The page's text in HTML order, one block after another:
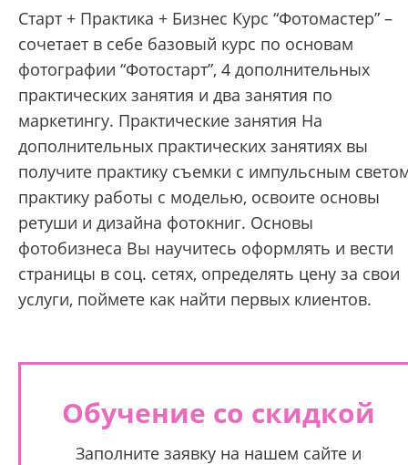
Старт + Практика + Бизнес Курс “Фотомастер” –
сочетает в себе базовый курс по основам
фотографии “Фотостарт”, 4 дополнительных
практических занятия и два занятия по
маркетингу. Практические занятия На
дополнительных практических занятиях вы
получите практику съемки с импульсным
практику работы с моделью, освоите основы
ретуши и дизайна фотокниг. Основы
фотобизнеса Вы научитесь оформлять и вести
страницы в соц. сетях, определять цену за свои
услуги, поймете как найти первых клиентов.
Обучение со скидкой
Заполните заявку на нашем сайте и